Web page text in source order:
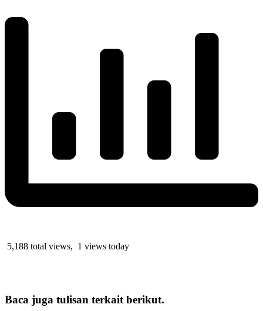
5,188 total views, 1 views today
Baca juga tulisan terkait berikut.